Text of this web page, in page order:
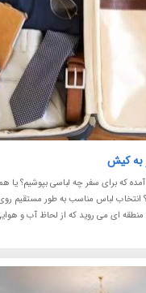
به کیش
که برای سفر چه لباسی بپوشیم؟ یا
انتخاب لباس مناسب به طور مستقیم
ای می روید که از لحاظ آب و